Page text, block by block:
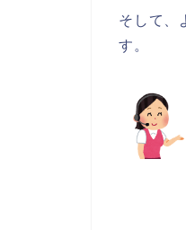
そして、
す。